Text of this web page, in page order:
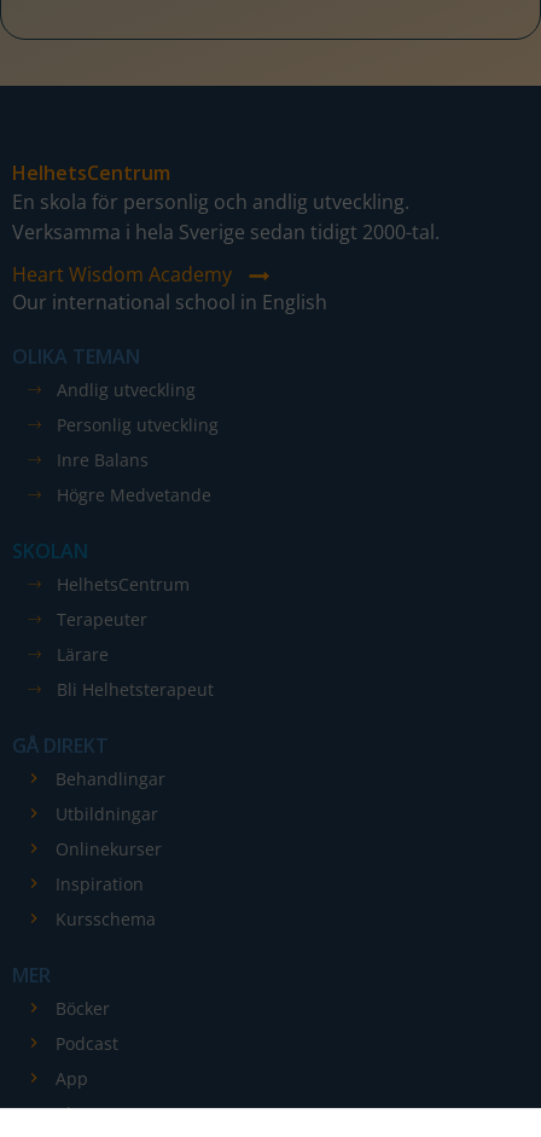
HelhetsCentrum
En skola för personlig och andlig utveckling.
Verksamma i hela Sverige sedan tidigt 2000-tal.
Heart Wisdom Academy
Our international school in English
OLIKA TEMAN
Andlig utveckling
Personlig utveckling
Inre Balans
Högre Medvetande
SKOLAN
HelhetsCentrum
Terapeuter
Lärare
Bli Helhetsterapeut
GÅ DIREKT
Behandlingar
Utbildningar
Onlinekurser
Inspiration
Kursschema
MER
Böcker
Podcast
App
Blogg
För att vi ska